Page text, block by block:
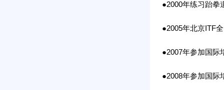
●2000年练习跆拳
●2005年北京ITF
●2007年参加国际
●2008年参加国际